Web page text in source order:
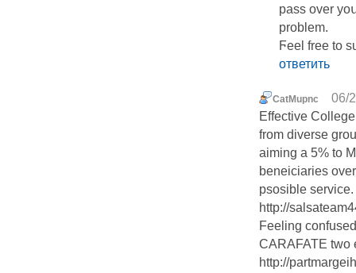
pass over
problem.
Ϝeel free to
ответить
CatMupnc
06/
Effective
from diverse
aiming a 5% to
beneiciaries
psosible service.
http://
Feeling
CARAFATE two
http://